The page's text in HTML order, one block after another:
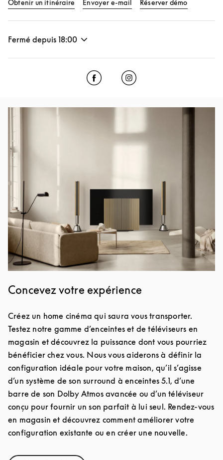
Obtenir un itinéraire Envoyer e-mail Réserver démo
Fermé depuis 18:00
Click to open Facebook
Link Opens in New Tab
Click to open Instagram
Link Opens in New Tab
Image de l’événement
Concevez votre expérience
Créez un home cinéma qui saura vous transporter.
Testez notre gamme d’enceintes et de téléviseurs en
magasin et découvrez la puissance dont vous pourriez
bénéficier chez vous. Nous vous aiderons à définir la
configuration idéale pour votre maison, qu’il s’agisse
d’un système de son surround à enceintes 5.1, d’une
barre de son Dolby Atmos avancée ou d’un téléviseur
conçu pour fournir un son parfait à lui seul. Rendez-vous
en magasin et découvrez comment améliorer votre
configuration existante ou en créer une nouvelle.